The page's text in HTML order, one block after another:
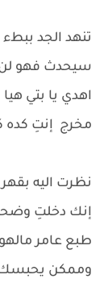
تنهد الجد ببطء
سيحدث فهو لن
اهدي يا بتي
مخرج إنتِ كده
نظرت اليه
إنك دخلتِ
طبع عامر
وممكن يحبسك